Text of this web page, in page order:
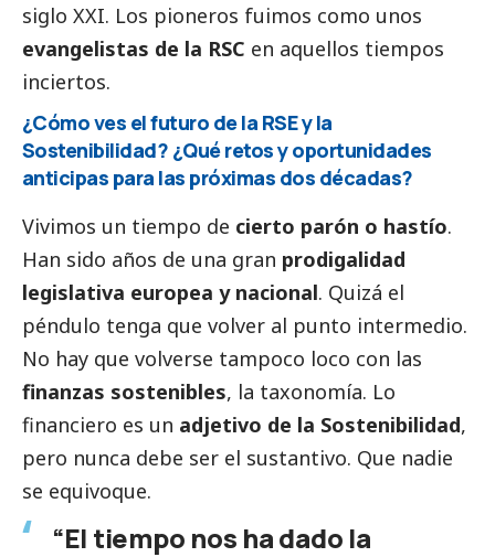
siglo XXI. Los pioneros fuimos como unos
evangelistas de la RSC en aquellos tiempos
inciertos.
¿Cómo ves el futuro de la RSE y la
Sostenibilidad? ¿Qué retos y oportunidades
anticipas para las próximas dos décadas?
Vivimos un tiempo de cierto parón o hastío.
Han sido años de una gran prodigalidad
legislativa europea y nacional. Quizá el
péndulo tenga que volver al punto intermedio.
No hay que volverse tampoco loco con las
finanzas sostenibles, la taxonomía. Lo
financiero es un adjetivo de la Sostenibilidad,
pero nunca debe ser el sustantivo. Que nadie
se equivoque.
“El tiempo nos ha dado la